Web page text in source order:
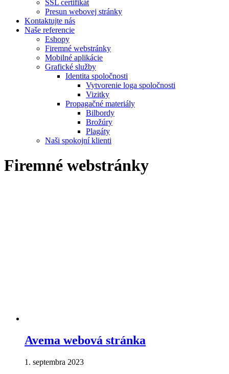
SSL certifikát
Presun webovej stránky
Kontaktujte nás
Naše referencie
Eshopy
Firemné webstránky
Mobilné aplikácie
Grafické služby
Identita spoločnosti
Vytvorenie loga spoločnosti
Vizitky
Propagačné materiály
Bilbordy
Brožúry
Plagáty
Naši spokojní klienti
Firemné webstránky
Avema webová stránka
1. septembra 2023